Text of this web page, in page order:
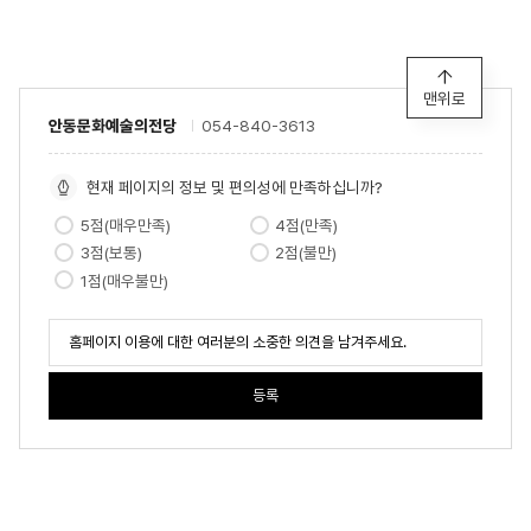
안동문화예술의전당 054-840-3613
맨위로
현재 페이지의 정보 및 편의성에 만족하십니까?
5점(매우만족)
4점(만족)
3점(보통)
2점(불만)
1점(매우불만)